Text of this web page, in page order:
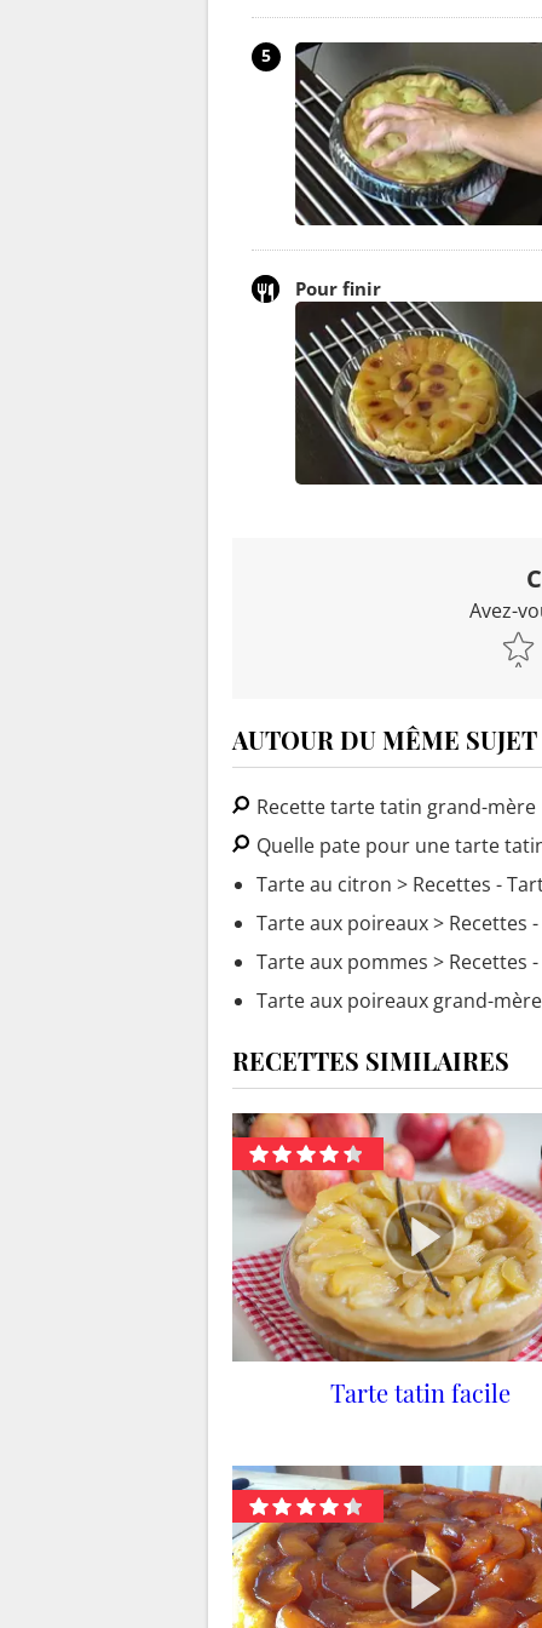
5
Pour finir
Avez-
AUTOUR DU MÊME SUJET
Recette tarte tatin grand-mère
Quelle pate pour une tarte
Tarte au citron > Recettes -
Tarte aux poireaux> Recettes
Tarte aux pommes > Recettes
Tarte aux poireaux grand-mère
RECETTES SIMILAIRES
Tarte tatin facile